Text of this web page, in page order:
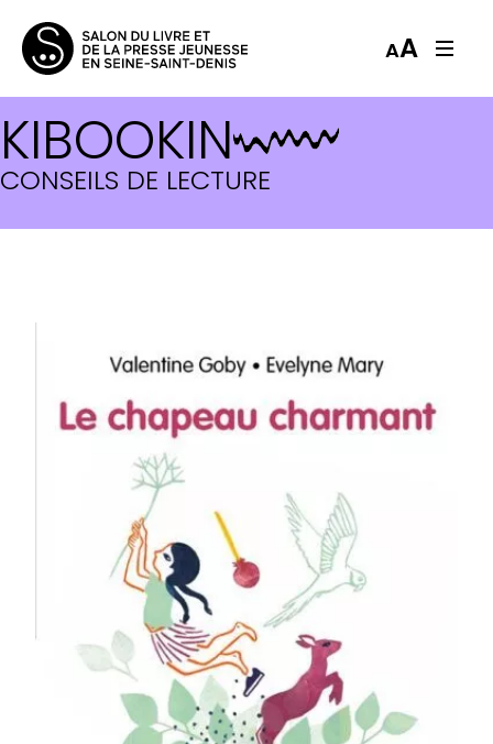
AA
KIBOOKIN
CONSEILS DE LECTURE